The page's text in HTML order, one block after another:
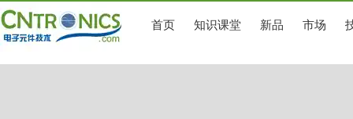
首页 知识课堂 新品 市场